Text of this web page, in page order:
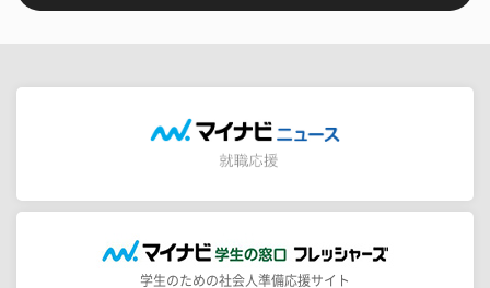
学生のための社会人準備応援サイト